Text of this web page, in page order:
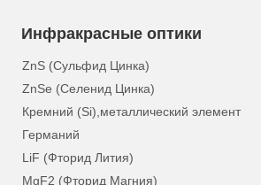
Инфракрасные оптики
ZnS (Сульфид Цинка)
ZnSe (Селенид Цинка)
Кремний (Si),металлический элемент
Германий
LiF (Фторид Лития)
MgF2 (Фторид Магния)